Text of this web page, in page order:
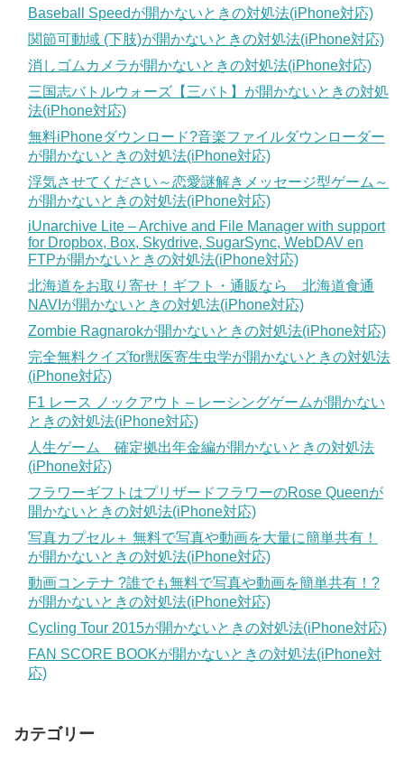
Baseball Speedが開かないときの対処法(iPhone対応)
関節可動域 (下肢)が開かないときの対処法(iPhone対応)
消しゴムカメラが開かないときの対処法(iPhone対応)
三国志バトルウォーズ【三バト】が開かないときの対処
法(iPhone対応)
無料iPhoneダウンロード?音楽ファイルダウンローダー
が開かないときの対処法(iPhone対応)
浮気させてください～恋愛謎解きメッセージ型ゲーム～
が開かないときの対処法(iPhone対応)
iUnarchive Lite – Archive and File Manager with support
for Dropbox, Box, Skydrive, SugarSync, WebDAV en
FTPが開かないときの対処法(iPhone対応)
北海道をお取り寄せ！ギフト・通販なら 北海道食通
NAVIが開かないときの対処法(iPhone対応)
Zombie Ragnarokが開かないときの対処法(iPhone対応)
完全無料クイズfor獣医寄生虫学が開かないときの対処法
(iPhone対応)
F1 レース ノックアウト – レーシングゲームが開かない
ときの対処法(iPhone対応)
人生ゲーム 確定拠出年金編が開かないときの対処法
(iPhone対応)
フラワーギフトはプリザードフラワーのRose Queenが
開かないときの対処法(iPhone対応)
写真カプセル＋ 無料で写真や動画を大量に簡単共有！
が開かないときの対処法(iPhone対応)
動画コンテナ ?誰でも無料で写真や動画を簡単共有！?
が開かないときの対処法(iPhone対応)
Cycling Tour 2015が開かないときの対処法(iPhone対応)
FAN SCORE BOOKが開かないときの対処法(iPhone対
応)
カテゴリー